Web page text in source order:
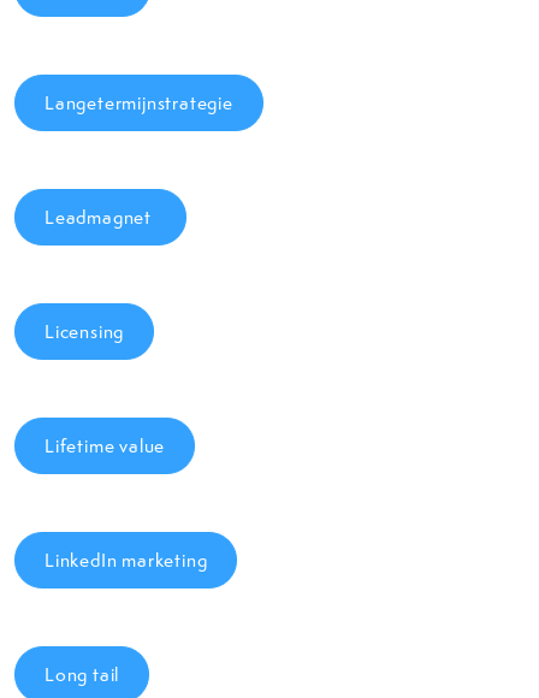
Langetermijnstrategie
Leadmagnet
Licensing
Lifetime value
LinkedIn marketing
Long tail